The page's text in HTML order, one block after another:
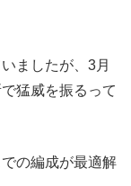
ましたが、3月
猛威を振るって
の編成が最適解